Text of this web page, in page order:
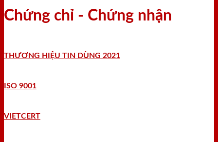
Chứng chỉ - Chứng nhận
THƯƠNG HIỆU TIN DÙNG 2021
ISO 9001
VIETCERT